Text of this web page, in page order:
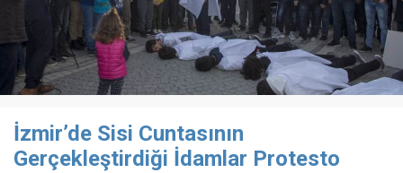
İzmir’de Sisi Cuntasının
Gerçekleştirdiği İdamlar Protesto